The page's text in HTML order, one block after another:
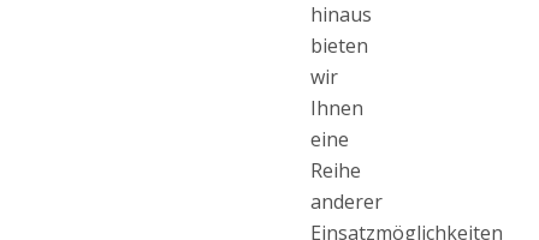
hinaus
bieten
wir
Ihnen
eine
Reihe
anderer
Einsatzmöglichkeiten